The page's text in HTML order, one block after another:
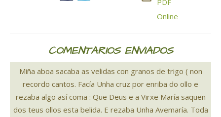
COMENTARIOS ENVIADOS
Miña aboa sacaba as velidas con granos de trigo ( non
recordo cantos. Facía Unha cruz por enriba do ollo e
rezaba algo así coma : Que Deus e a Virxe María saquen
dos teus ollos esta belida. E rezaba Unha Avemaría. Toda